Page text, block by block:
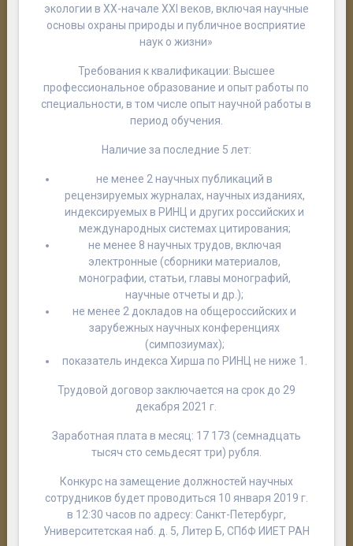
экологии в XX-начале XXI веков, включая научные
основы охраны природы и публичное восприятие
наук о жизни»
Требования к квалификации: Высшее
профессиональное образование и опыт работы по
специальности, в том числе опыт научной работы в
период обучения.
Наличие за последние 5 лет:
не менее 2 научных публикаций в
рецензируемых журналах, научных изданиях,
индексируемых в РИНЦ и других российских и
международных системах цитирования;
не менее 8 научных трудов, включая
электронные (сборники материалов,
монографии, статьи, главы монографий,
научные отчеты и др.);
не менее 2 докладов на общероссийских и
зарубежных научных конференциях
(симпозиумах);
показатель индекса Хирша по РИНЦ не ниже 1.
Трудовой договор заключается на срок до 29
декабря 2021 г.
Заработная плата в месяц: 17 173 (семнадцать
тысяч сто семьдесят три) рубля.
Конкурс на замещение должностей научных
сотрудников будет проводиться 10 января 2019 г.
в 12:30 часов по адресу: Санкт-Петербург,
Университетская наб. д. 5, Литер Б, СПбФ ИИЕТ РАН